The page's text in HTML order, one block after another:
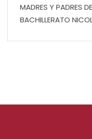
MADRES Y PADRES
BACHILLERATO